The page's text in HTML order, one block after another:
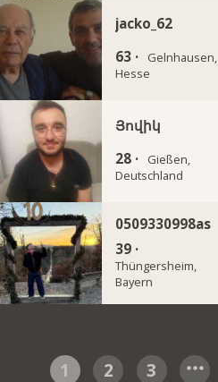
jacko_62
63 ·
Gelnhausen,
Hesse
Յովիկ
28 ·
Gießen,
Deutschland
0509330998as
39 ·
Thüngersheim,
Bayern
1 2 3